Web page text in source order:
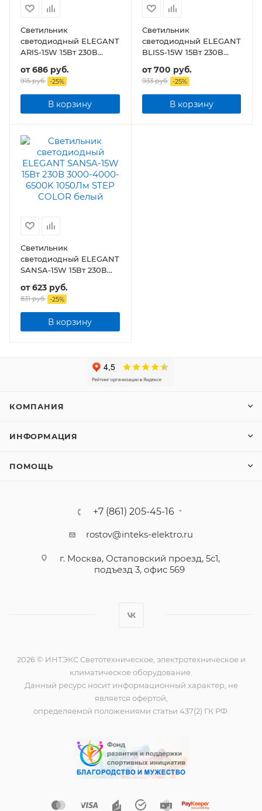
Светильник
светодиодный ELEGANT
ARIS-15W 15Вт 230В
1050Лм STEP COLOR
от686 руб.
915 руб. -25%
В корзину
Светильник
светодиодный ELEGANT
BLISS-15W 15Вт 230В
1050Лм STEP COLOR
от700 руб.
933 руб. -25%
В корзину
Светильник
светодиодный ELEGANT
SANSA-15W 15Вт 230В
1050Лм STEP COLOR
от623 руб.
831 руб. -25%
В корзину
КОМПАНИЯ
ИНФОРМАЦИЯ
ПОМОЩЬ
+7 (861) 205-45-16
rostov@inteks-elektro.ru
г. Москва, Остаповский проезд, 5с1,
подъезд 3, офис 569
2026 © ИНТЭКС Светотехническое, электротехническое и
климатическое оборудование.
Данный ресурс носит информационный характер, не
является офертой,
определяемой положениями статьи 437(2) ГК РФ.